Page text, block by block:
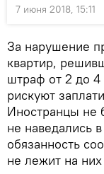
7 июня 2018, 15:11
За нарушение
квартир,
штраф от 2 до
рискуют
Иностранцы не
не наведались
обязанность
не лежит на